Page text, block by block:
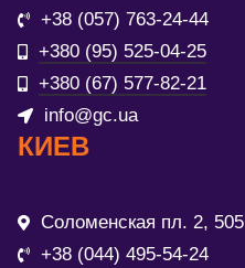
+38 (057) 763-24-44
+380 (95) 525-04-25
+380 (67) 577-82-21
info@gc.ua
КИЕВ
Соломенская пл. 2, 505
+38 (044) 495-54-24